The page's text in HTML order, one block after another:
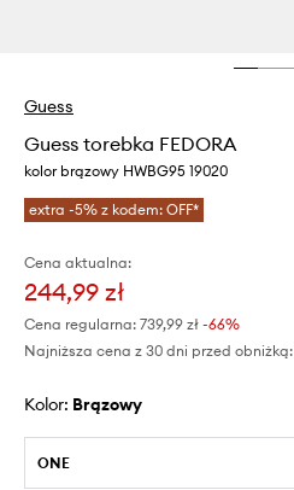
Guess
Guess torebka FEDORA
kolor brązowy HWBG95 19020
extra -5% z kodem: OFF*
Cena aktualna:
244,99 zł
Cena regularna: 739,99 zł -66%
Najniższa cena z 30 dni przed obniżką:
Kolor: brązowy
ONE